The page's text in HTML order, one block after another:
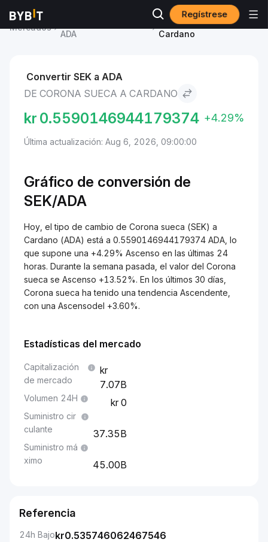
Regístrese
Mercados
ADA
Corona sueca to
Cardano
Convertir SEK a ADA
DE CORONA SUECA A CARDANO
kr 0.5590146944179374 +4.29%
Última actualización: Aug 6, 2026, 09:00:00
Gráfico de conversión de
SEK/ADA
Hoy, el tipo de cambio de Corona sueca (SEK) a
Cardano (ADA) está a 0.5590146944179374 ADA, lo
que supone una +4.29% Ascenso en las últimas 24
horas. Durante la semana pasada, el valor del Corona
sueca se Ascenso +13.52%. En los últimos 30 días,
Corona sueca ha tenido una tendencia Ascendente,
con una Ascensodel +3.60%.
Estadísticas del mercado
Capitalización
de mercado
7.07B
Volumen 24H 0
Suministro cir
culante
37.35B
Suministro má
ximo
45.00B
Referencia
24h Bajokr0.535746062467546